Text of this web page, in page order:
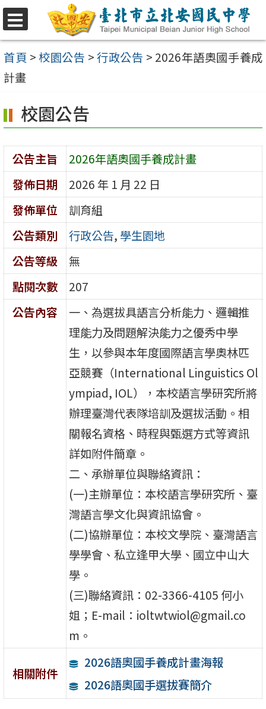
選
單
跳
至
主
要
容
區
首頁 >校園公告 >行政公告 > 2026年語奧國手養成
計畫
校園公告
公告主旨
2026年語奧國手養成計畫
發佈日期
2026 年 1 月 22 日
發佈單位
訓育組
公告類別
行政公告, 學生園地
公告等級
無
點閱次數
207
公告內容
一、為選拔具語言分析能力、邏輯推
理能力及問題解決能力之優秀中學
生，以參與本年度國際語言學奧林匹
亞競賽（International Linguistics Ol
ympiad, IOL），本校語言學研究所將
辦理臺灣代表隊培訓及選拔活動。相
關報名資格、時程與甄選方式等資訊
詳如附件簡章。
二、承辦單位與聯絡資訊：
(一)主辦單位：本校語言學研究所、臺
灣語言學文化與資訊協會。
(二)協辦單位：本校文學院、臺灣語言
學學會、私立逢甲大學、國立中山大
學。
(三)聯絡資訊：02-3366-4105 何小
姐；E-mail：ioltwtwiol@gmail.co
m。
相關附件
2026語奧國手養成計畫海報
2026語奧國手選拔賽簡介